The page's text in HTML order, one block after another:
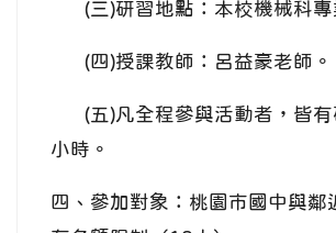
(三)研習地點：本校機械科專
(四)授課教師：呂益豪老師。
(五)凡全程參與活動者，皆有
小時。
四、參加對象：桃園市國中與鄰